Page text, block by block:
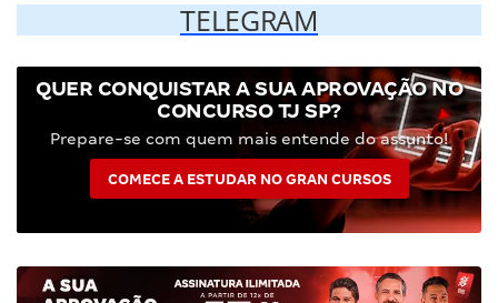
TELEGRAM
QUER CONQUISTAR A SUA APROVAÇÃO NO
CONCURSO TJ SP?
Prepare-se com quem mais entende do assunto!
COMECE A ESTUDAR NO GRAN CURSOS